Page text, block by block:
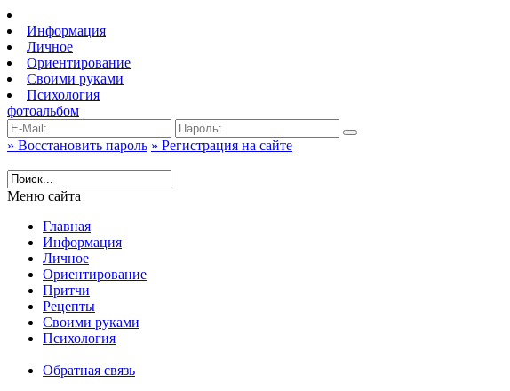
Информация
Личное
Ориентирование
Своими руками
Психология
фотоальбом
» Восстановить пароль » Регистрация на сайте
Меню сайта
Главная
Информация
Личное
Ориентирование
Притчи
Рецепты
Своими руками
Психология
Обратная связь